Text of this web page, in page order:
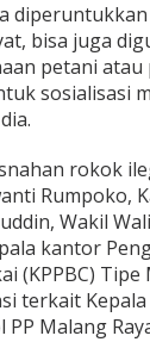
bisa juga
petani atau
sosialisasi
rokok
Rumpoko,
Wakil
kantor
(KPPBC) Tipe
terkait Kepala
PP Malang